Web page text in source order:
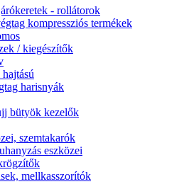
- rollátorok
kompressziós termékek
/ kiegészítők
harisnyák
bütyök kezelők
szemtakarók
eszközei
mellkasszorítók